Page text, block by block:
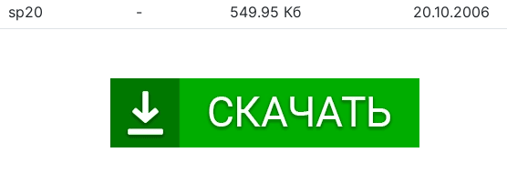
sp20 - 549.95 Кб 20.10.2006